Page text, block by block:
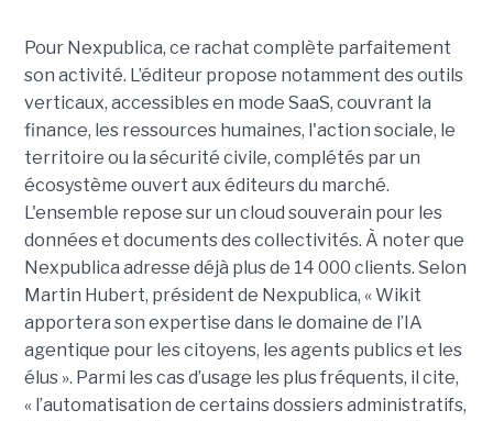
Pour Nexpublica, ce rachat complète parfaitement
son activité. L’éditeur propose notamment des outils
verticaux, accessibles en mode SaaS, couvrant la
finance, les ressources humaines, l'action sociale, le
territoire ou la sécurité civile, complétés par un
écosystème ouvert aux éditeurs du marché.
L'ensemble repose sur un cloud souverain pour les
données et documents des collectivités. À noter que
Nexpublica adresse déjà plus de 14 000 clients. Selon
Martin Hubert, président de Nexpublica, « Wikit
apportera son expertise dans le domaine de l’IA
agentique pour les citoyens, les agents publics et les
élus ». Parmi les cas d’usage les plus fréquents, il cite,
« l’automatisation de certains dossiers administratifs,